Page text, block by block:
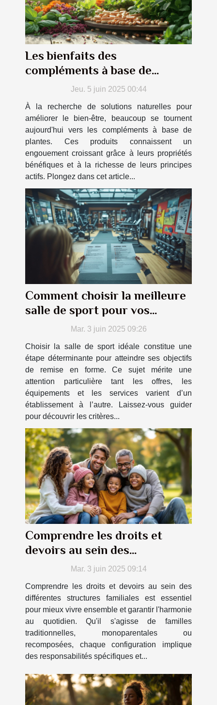
Les bienfaits des
compléments à base de
plantes sur la santé générale
Jeu. 5 juin 2025 00:44
À la recherche de solutions naturelles pour
améliorer le bien-être, beaucoup se tournent
aujourd'hui vers les compléments à base de
plantes. Ces produits connaissent un
engouement croissant grâce à leurs propriétés
bénéfiques et à la richesse de leurs principes
actifs. Plongez dans cet article...
Comment choisir la meilleure
salle de sport pour vos
objectifs de fitness
Mar. 3 juin 2025 09:26
Choisir la salle de sport idéale constitue une
étape déterminante pour atteindre ses objectifs
de remise en forme. Ce sujet mérite une
attention particulière tant les offres, les
équipements et les services varient d’un
établissement à l’autre. Laissez-vous guider
pour découvrir les critères...
Comprendre les droits et
devoirs au sein des
différentes structures
Mar. 3 juin 2025 09:14
Comprendre les droits et devoirs au sein des
différentes structures familiales est essentiel
pour mieux vivre ensemble et garantir l'harmonie
au quotidien. Qu'il s'agisse de familles
traditionnelles, monoparentales ou
recomposées, chaque configuration implique
des responsabilités spécifiques et...